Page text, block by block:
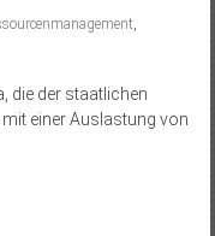
,
die der staatlichen
einer Auslastung von